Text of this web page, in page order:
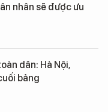
nhân sẽ được ưu
dân: Hà Nội,
bảng